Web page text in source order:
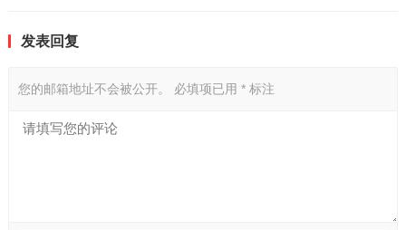
发表回复
您的邮箱地址不会被公开。 必填项已用 *标注